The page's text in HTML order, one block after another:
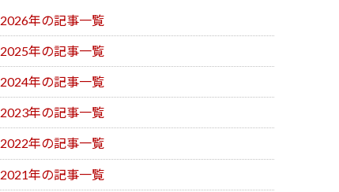
2026年の記事一覧
2025年の記事一覧
2024年の記事一覧
2023年の記事一覧
2022年の記事一覧
2021年の記事一覧